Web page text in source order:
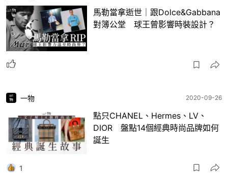
馬勒當拿逝世｜跟Dolce&Gabbana
對簿公堂 球王曾影響時裝設計？
一物 2020-09-26
點只CHANEL、Hermes、LV、
DIOR 盤點14個經典時尚品牌如何
誕生
1